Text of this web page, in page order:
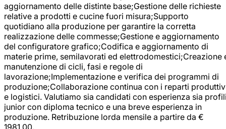
aggiornamento delle distinte base;Gestione delle richieste
relative a prodotti e cucine fuori misura;Supporto
quotidiano alla produzione per garantire la corretta
realizzazione delle commesse;Gestione e aggiornamento
del configuratore grafico;Codifica e aggiornamento di
materie prime, semilavorati ed elettrodomestici;Creazione
manutenzione di cicli, fasi e regole di
lavorazione;Implementazione e verifica dei programmi di
produzione;Collaborazione continua con i reparti
e logistici. Valutiamo sia candidati con esperienza sia
junior con diploma tecnico e una breve esperienza in
produzione. Retribuzione lorda mensile a partire da €
1981,00.